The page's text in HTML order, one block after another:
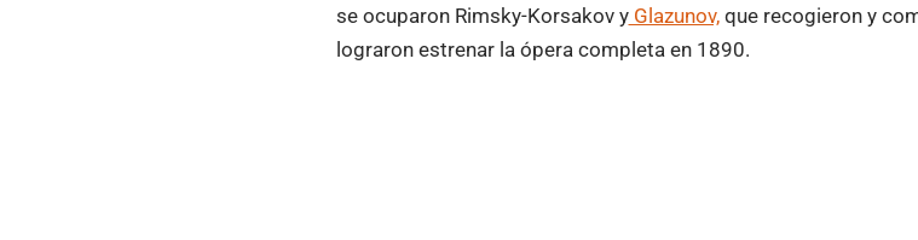
se ocuparon Rimsky-Korsakov yGlazunov,que recogieron y
lograron estrenar la ópera completa en 1890.